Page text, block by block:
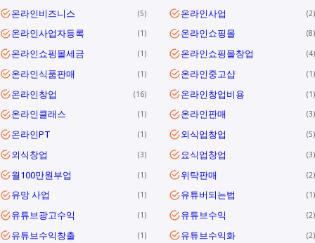
온라인비즈니스 5 온라인사업 2
온라인사업자등록 1 온라인쇼핑몰 8
온라인쇼핑몰세금 1 온라인쇼핑몰창업 4
온라인식품판매 1 온라인중고샵 1
온라인창업 16 온라인창업비용 1
온라인클래스 1 온라인판매 3
온라인PT 1 외식업창업 5
외식창업 3 요식업창업 3
월100만원부업 1 위탁판매 2
유망 사업 1 유튜버되는법 1
유튜브광고수익 1 유튜브수익 2
유튜브수익창출 1 유튜브수익화 2